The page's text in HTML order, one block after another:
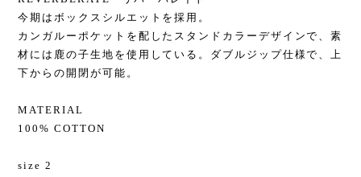
今期はボックスシルエットを採用。
カンガルーポケットを配したスタンドカラーデザインで、素
材には鹿の子生地を使用している。ダブルジップ仕様で、上
下からの開閉が可能。
MATERIAL
100% COTTON
size 2